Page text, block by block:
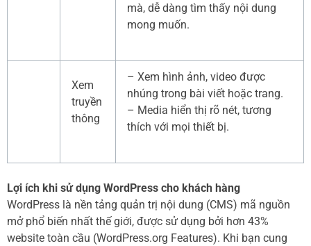
mà, dễ dàng tìm thấy nội dung
mong muốn.
Xem
truyền
thông
– Xem hình ảnh, video được
nhúng trong bài viết hoặc trang.
– Media hiển thị rõ nét, tương
thích với mọi thiết bị.
Lợi ích khi sử dụng WordPress cho khách hàng
WordPress là nền tảng quản trị nội dung (CMS) mã nguồn
mở phổ biến nhất thế giới, được sử dụng bởi hơn 43%
website toàn cầu (WordPress.org Features). Khi bạn cung